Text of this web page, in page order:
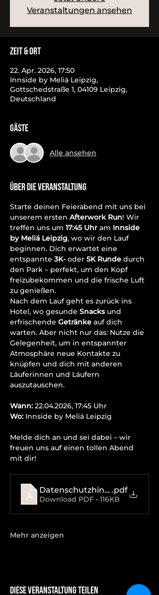
Veranstaltungen ansehen
Zeit & Ort
22. Apr. 2026, 17:50
Innside by Melià Leipzig,
Gottschedstraße 1, 04109 Leipzig,
Deutschland
Gäste
Alle ansehen
Über die Veranstaltung
Starte deinen Feierabend mit uns bei
unserem ersten Afterwork Run! Wir
treffen uns um 17:45 Uhr am Innside
by Meliá Leipzig, wo wir den Lauf
beginnen. Dich erwartet eine
entspannte 3K- oder 5K Runde durch
den Park – perfekt, um den Kopf
freizubekommen und die frische Luft
zu genießen.
Nach dem Lauf geht es zurück ins
Hotel, wo gesunde Snacks und
erfrischende Getränke auf dich
warten. Aber nicht nur das: Nutze die
Gelegenheit, um in entspannter
Atmosphäre neue Kontakte zu
knüpfen und dich mit anderen
Läuferinnen und Läufern
auszutauschen.
Wann: 22.04.2026, 17:45 Uhr
Wo: Innside by Meliá Leipzig
Melde dich an und sei dabei – wir
freuen uns auf einen tollen Abend
mit dir!
Datenschutzhinweise
.pdf
Download PDF • 116KB
Mehr anzeigen
Diese Veranstaltung teilen